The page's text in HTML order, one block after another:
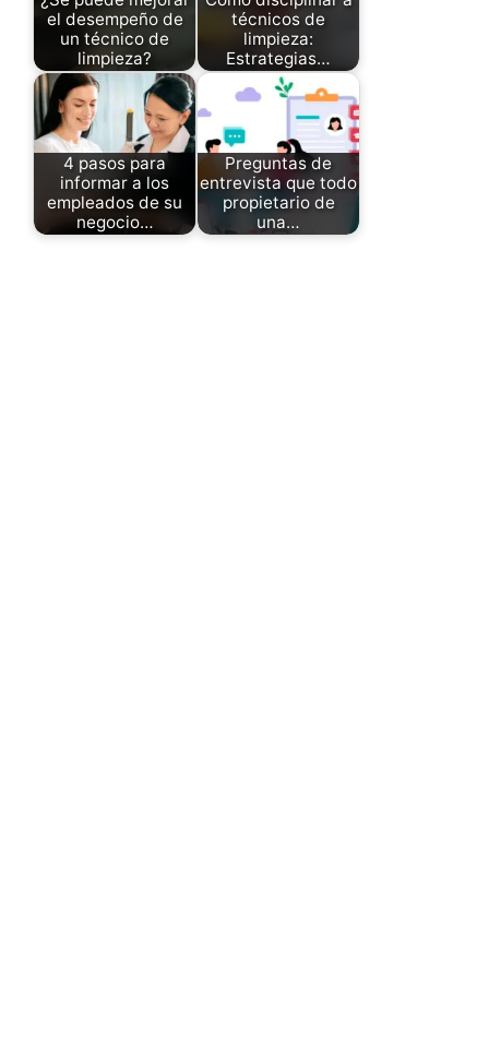
el desempeño de
un técnico de
limpieza?
técnicos de
limpieza:
Estrategias…
4 pasos para
informar a los
empleados de su
negocio…
Preguntas de
entrevista que todo
propietario de
una…